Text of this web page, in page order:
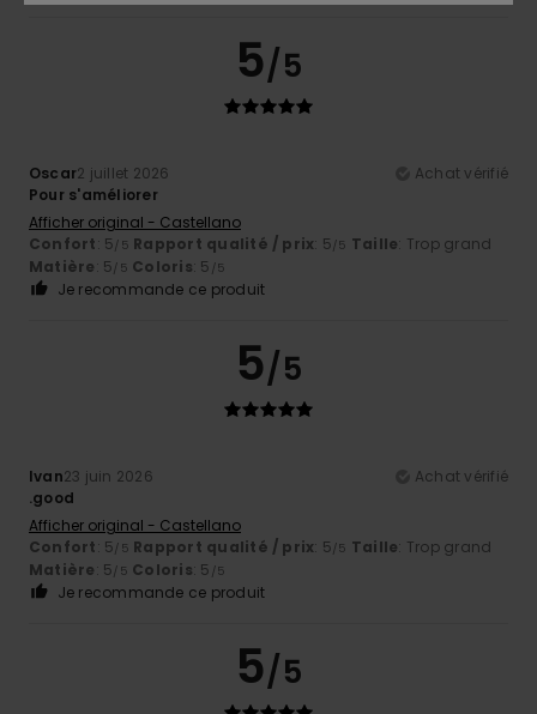
5/5
Oscar2 juillet 2026
Achat vérifié
Pour s'améliorer
Afficher original - Castellano
Confort: 5 /5 Rapport qualité / prix: 5 /5 Taille: Trop grand
Matière: 5 /5 Coloris: 5 /5
Je recommande ce produit
5/5
Ivan23 juin 2026
Achat vérifié
.good
Afficher original - Castellano
Confort: 5 /5 Rapport qualité / prix: 5 /5 Taille: Trop grand
Matière: 5 /5 Coloris: 5 /5
Je recommande ce produit
5/5